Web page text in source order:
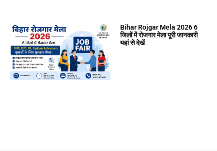
Bihar Rojgar Mela 2026 6
जिलों में रोजगार मेला पूरी जानकारी
यहां से देखें